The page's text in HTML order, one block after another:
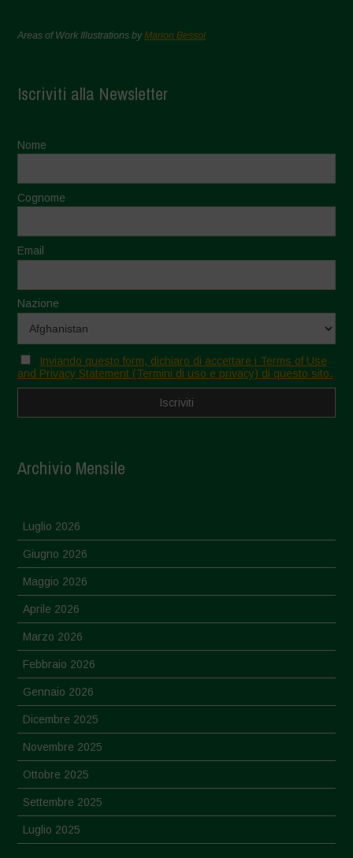
Areas of Work Illustrations byMarion Bessol
Iscriviti alla Newsletter
Nome
Cognome
Email
Nazione
Inviando questo form, dichiaro di accettare i Terms of Use
and Privacy Statement (Termini di uso e privacy) di questo sito.
Archivio Mensile
Luglio 2026
Giugno 2026
Maggio 2026
Aprile 2026
Marzo 2026
Febbraio 2026
Gennaio 2026
Dicembre 2025
Novembre 2025
Ottobre 2025
Settembre 2025
Luglio 2025